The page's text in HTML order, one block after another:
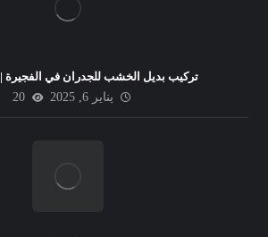
تركيب بديل الخشب للجدران في الفجيرة |0565930521
يناير 6, 2025
20